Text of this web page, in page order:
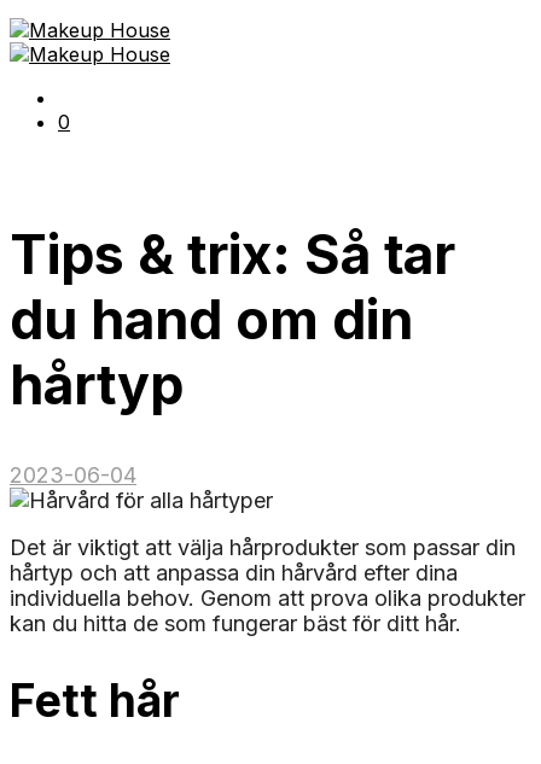
0
Tips & trix: Så tar
du hand om din
hårtyp
2023-06-04
Det är viktigt att välja hårprodukter som passar din
hårtyp och att anpassa din hårvård efter dina
individuella behov. Genom att prova olika produkter
kan du hitta de som fungerar bäst för ditt hår.
Fett hår